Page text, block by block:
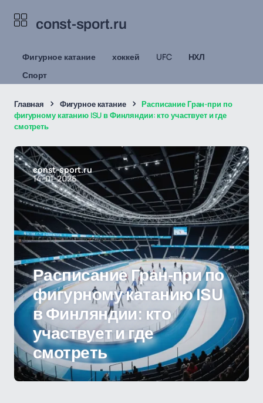
const-sport.ru
Фигурное катание хоккей UFC
НХЛ
Спорт
Главная Фигурное катание
Расписание Гран-при по
фигурному катанию ISU в Финляндии: кто участвует и где
смотреть
const-sport.ru
14-01-2026
Расписание Гран-при по
фигурному катанию ISU
в Финляндии: кто
участвует и где
смотреть